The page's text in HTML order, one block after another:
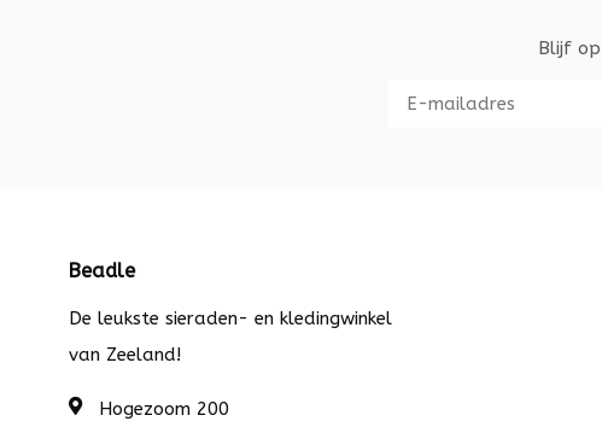
Blijf
Beadle
De leukste sieraden- en kledingwinkel
van Zeeland!
Hogezoom 200